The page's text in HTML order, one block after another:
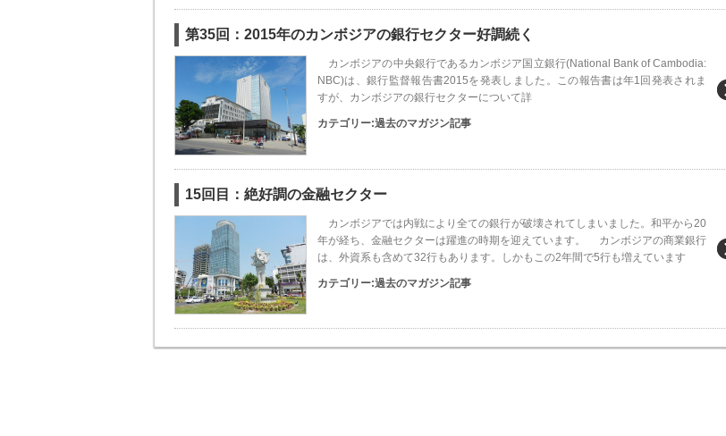
第35回：2015年のカンボジアの銀行セクター好調続く
カンボジアの中央銀行であるカンボジア国立銀行(National Bank of Cambodia:
NBC)は、銀行監督報告書2015を発表しました。この報告書は年1回発表されま
すが、カンボジアの銀行セクターについて詳
カテゴリー:過去のマガジン記事
15回目：絶好調の金融セクター
カンボジアでは内戦により全ての銀行が破壊されてしまいました。和平から20
年が経ち、金融セクターは躍進の時期を迎えています。 カンボジアの商業銀行
は、外資系も含めて32行もあります。しかもこの2年間で5行も増えています
カテゴリー:過去のマガジン記事